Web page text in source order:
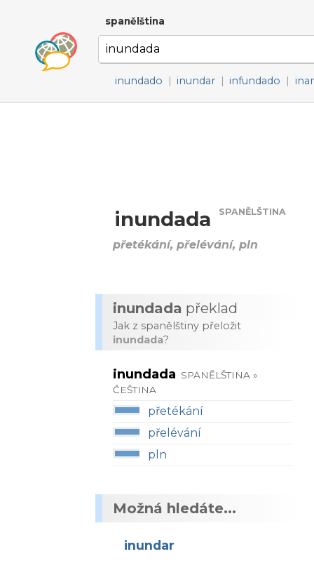
spanělština
inundado | inundar | infundado |
inundada SPANĚLŠTINA
přetékání, přelévání, pln
inundada překlad
Jak z spanělštiny přeložit
inundada?
inundada SPANĚLŠTINA »
ČEŠTINA
přetékání
přelévání
pln
Možná hledáte...
inundar